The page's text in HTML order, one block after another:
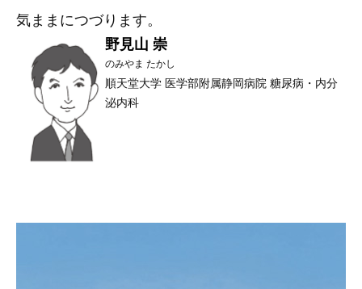
気ままにつづります。
野見山 崇
のみやま たかし
順天堂大学 医学部附属静岡病院 糖尿病・内分
泌内科